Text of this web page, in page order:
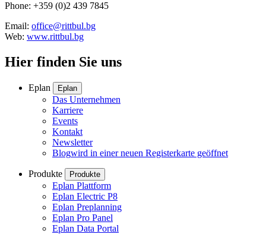
Phone: +359 (0)2 439 7845
Email: office@rittbul.bg
Web: www.rittbul.bg
Hier finden Sie uns
Eplan Eplan
Das Unternehmen
Karriere
Events
Kontakt
Newsletter
Blogwird in einer neuen Registerkarte geöffnet
Produkte Produkte
Eplan Plattform
Eplan Electric P8
Eplan Preplanning
Eplan Pro Panel
Eplan Data Portal